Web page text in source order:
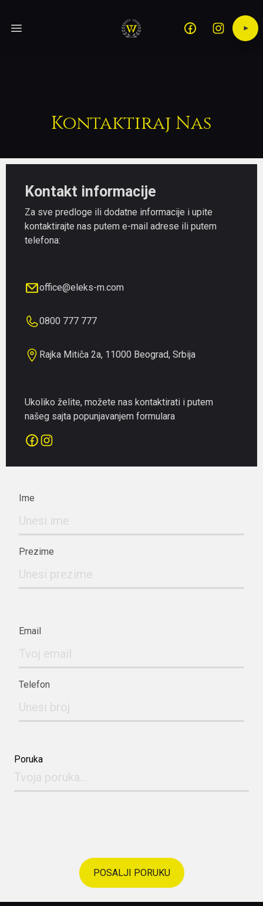
Open main menu
Kontaktiraj Nas
Kontakt informacije
Za sve predloge ili dodatne informacije i upite
kontaktirajte nas putem e-mail adrese ili putem
telefona:
office@eleks-m.com
0800 777 777
Rajka Mitiča 2a, 11000 Beograd, Srbija
Ukoliko želite, možete nas kontaktirati i putem
našeg sajta popunjavanjem formulara
Ime
Prezime
Email
Telefon
Poruka
POSALJI PORUKU